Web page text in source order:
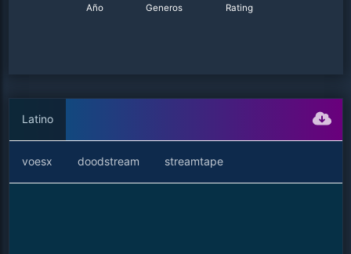
Año Generos Rating
Latino
voesx doodstream streamtape